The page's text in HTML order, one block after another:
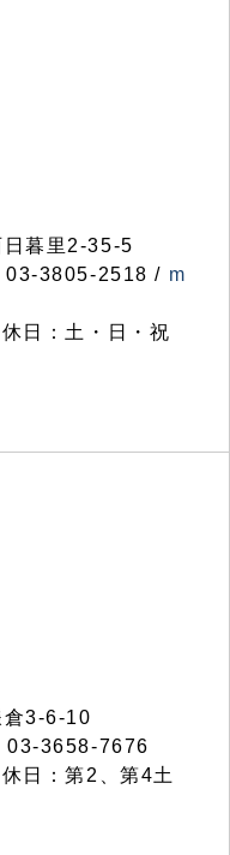
暮里2-35-5
03-3805-2518 / m
日：土・日・祝
3-6-10
03-3658-7676
日：第2、第4土